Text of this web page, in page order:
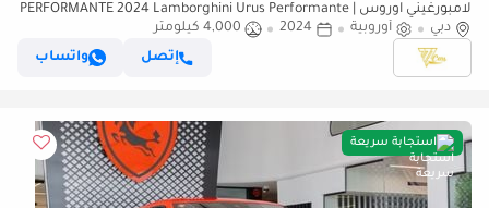
لامبورغيني اوروس PERFORMANTE 2024 Lamborghini Urus Performante |
4.0L Twin-Turbo V8 | 666 CV | 4,000 KM | Dealer Warranty
دبي أوروبية 2024
4,000 كيلومتر
إتصل
واتساب
استجابة سريعة